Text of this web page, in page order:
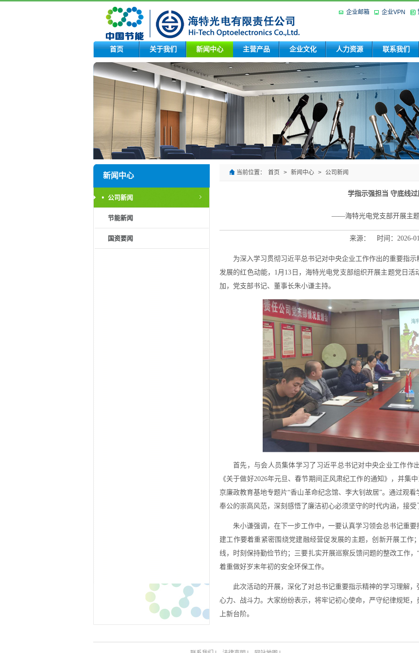
企业邮箱 企业VPN
首页 关于我们 新闻中心 主营产品 企业文化 人力资源 联系我们
新闻中心
公司新闻
节能新闻
国资要闻
当前位置： 首页 > 新闻中心 > 公司新闻
学指示强担当 守底线过
——海特光电党支部开展主
来源： 时间：2026-
为深入学习贯彻习近平总书记对中央企业工作作出的重要指
发展的红色动能，1月13日，海特光电党支部组织开展主题党日
加，党支部书记、董事长朱小谦主持。
首先，与会人员集体学习了习近平总书记对中央企业工作作
《关于做好2026年元旦、春节期间正风肃纪工作的通知》，并集
京廉政教育基地专题片“香山革命纪念馆、李大钊故居”。通过观
奉公的崇高风范，深刻感悟了廉洁初心必须坚守的时代内涵，接受
朱小谦强调，在下一步工作中，一要认真学习领会总书记重
建工作要着重紧密围绕党建融经营促发展的主题，创新开展工作
线，时刻保持勤俭节约；三要扎实开展巡察反馈问题的整改工作
着重做好岁末年初的安全环保工作。
此次活动的开展，深化了对总书记重要指示精神的学习理解
心力、战斗力。大家纷纷表示，将牢记初心使命，严守纪律规矩
上新台阶。